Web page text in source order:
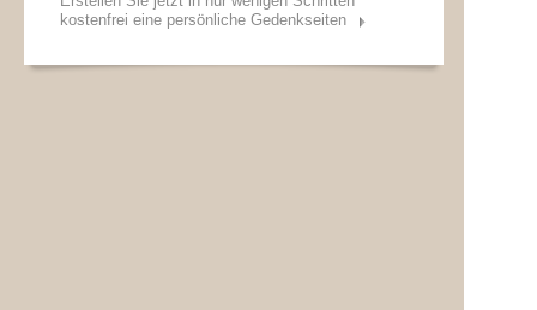
kostenfrei eine persönliche Gedenkseiten